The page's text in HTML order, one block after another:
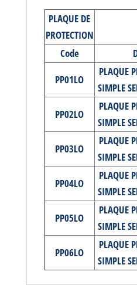
PLAQUE DE
PROTECTION
Code
PP01LO
PLAQUE
SIMPLE
PP02LO
PLAQUE
SIMPLE
PP03LO
PLAQUE
SIMPLE
PP04LO
PLAQUE
SIMPLE
PP05LO
PLAQUE
SIMPLE
PP06LO
PLAQUE
SIMPLE